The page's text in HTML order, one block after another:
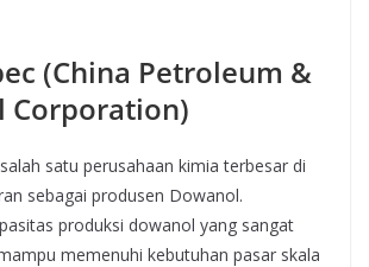
(China Petroleum &
Corporation)
satu perusahaan kimia terbesar di
sebagai produsen Dowanol.
produksi dowanol yang sangat
memenuhi kebutuhan pasar skala